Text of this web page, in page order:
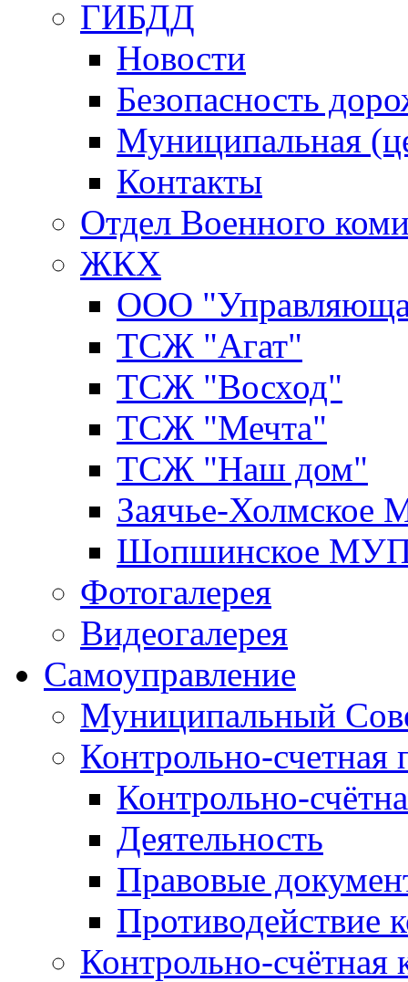
ГИБДД
Новости
Безопасность
Муниципальная
Контакты
Отдел Военного
ЖКХ
ООО
ТСЖ "Агат"
ТСЖ "Восход"
ТСЖ "Мечта"
ТСЖ "Наш дом"
Заячье-
Шопшинское
Фотогалерея
Видеогалерея
Самоуправление
Муниципальный
Контрольно-счетная
Контрольно-
Деятельность
Правовые
Противодействие
Контрольно-счётная